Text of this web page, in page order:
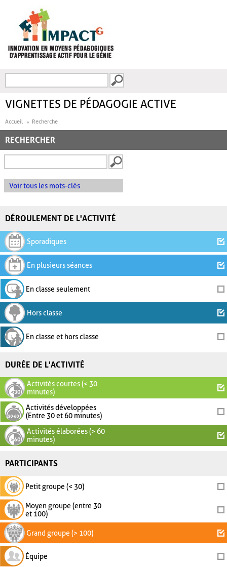
FORMULAIRE DE
VIGNETTES DE PÉDAGOGIE ACTIVE
Accueil Recherche
RECHERCHER
Voir tous les mots-clés
DÉROULEMENT DE L'ACTIVITÉ
Sporadiques
En plusieurs séances
En classe seulement
Hors classe
En classe et hors classe
DURÉE DE L'ACTIVITÉ
Activités courtes (< 30
minutes)
Activités développées
(Entre 30 et 60 minutes)
Activités élaborées (> 60
minutes)
PARTICIPANTS
Petit groupe (< 30)
Moyen groupe (entre 30
et 100)
Grand groupe (> 100)
Équipe